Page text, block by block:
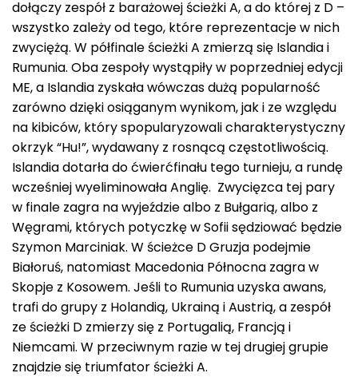
dołączy zespół z barażowej ścieżki A, a do której z D –
wszystko zależy od tego, które reprezentacje w nich
zwyciężą. W półfinale ścieżki A zmierzą się Islandia i
Rumunia. Oba zespoły wystąpiły w poprzedniej edycji
ME, a Islandia zyskała wówczas dużą popularność
zarówno dzięki osiąganym wynikom, jak i ze względu
na kibiców, który spopularyzowali charakterystyczny
okrzyk “Hu!”, wydawany z rosnącą częstotliwością.
Islandia dotarła do ćwierćfinału tego turnieju, a rundę
wcześniej wyeliminowała Anglię. Zwycięzca tej pary
w finale zagra na wyjeździe albo z Bułgarią, albo z
Węgrami, których potyczkę w Sofii sędziować będzie
Szymon Marciniak. W ścieżce D Gruzja podejmie
Białoruś, natomiast Macedonia Północna zagra w
Skopje z Kosowem. Jeśli to Rumunia uzyska awans,
trafi do grupy z Holandią, Ukrainą i Austrią, a zespół
ze ścieżki D zmierzy się z Portugalią, Francją i
Niemcami. W przeciwnym razie w tej drugiej grupie
znajdzie się triumfator ścieżki A.